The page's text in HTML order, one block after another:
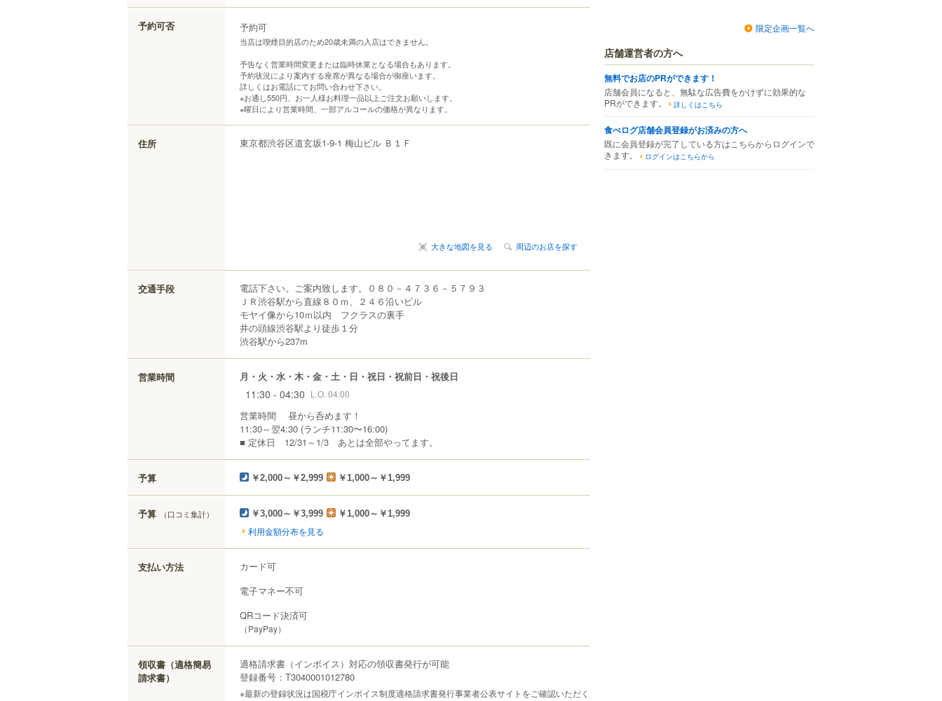
予約可否 予約可
当店は喫煙目的店のため20歳未満の入店はできません。
予告なく営業時間変更または臨時休業となる場合もあります。
予約状況により案内する座席が異なる場合が御座います。
詳しくはお電話にてお問い合わせ下さい。
※お通し550円、お一人様お料理一品以上ご注文お願いします。
※曜日により営業時間、一部アルコールの価格が異なります。
住所 東京都渋谷区道玄坂1-9-1 梅山ビル Ｂ１Ｆ
大きな地図を見る 周辺のお店を探す
交通手段
電話下さい。ご案内致します。０８０－４７３６－５７９３
ＪＲ渋谷駅から直線８０ｍ、２４６沿いビル
モヤイ像から10ｍ以内 フクラスの裏手
井の頭線渋谷駅より徒歩１分
渋谷駅から237m
営業時間 月・火・水・木・金・土・日・祝日・祝前日・祝後日
11:30 - 04:30 L.O. 04:00
営業時間 昼から呑めます！
11:30～翌4:30 (ランチ11:30〜16:00)
■ 定休日 12/31～1/3 あとは全部やってます。
予算 ￥2,000～￥2,999 ￥1,000～￥1,999
予算 （口コミ集計） ￥3,000～￥3,999 ￥1,000～￥1,999
利用金額分布を見る
支払い方法
カード可
電子マネー不可
QRコード決済可
（PayPay）
領収書（適格簡易
請求書）
適格請求書（インボイス）対応の領収書発行が可能
登録番号：T3040001012780
※最新の登録状況は国税庁インボイス制度適格請求書発行事業者公表サイトをご確認いただく
限定企画一覧へ
店舗運営者の方へ
無料でお店のPRができます！
店舗会員になると、無駄な広告費をかけずに効果的な
PRができます。
詳しくはこちら
食べログ店舗会員登録がお済みの方へ
既に会員登録が完了している方はこちらからログインで
きます。
ログインはこちらから